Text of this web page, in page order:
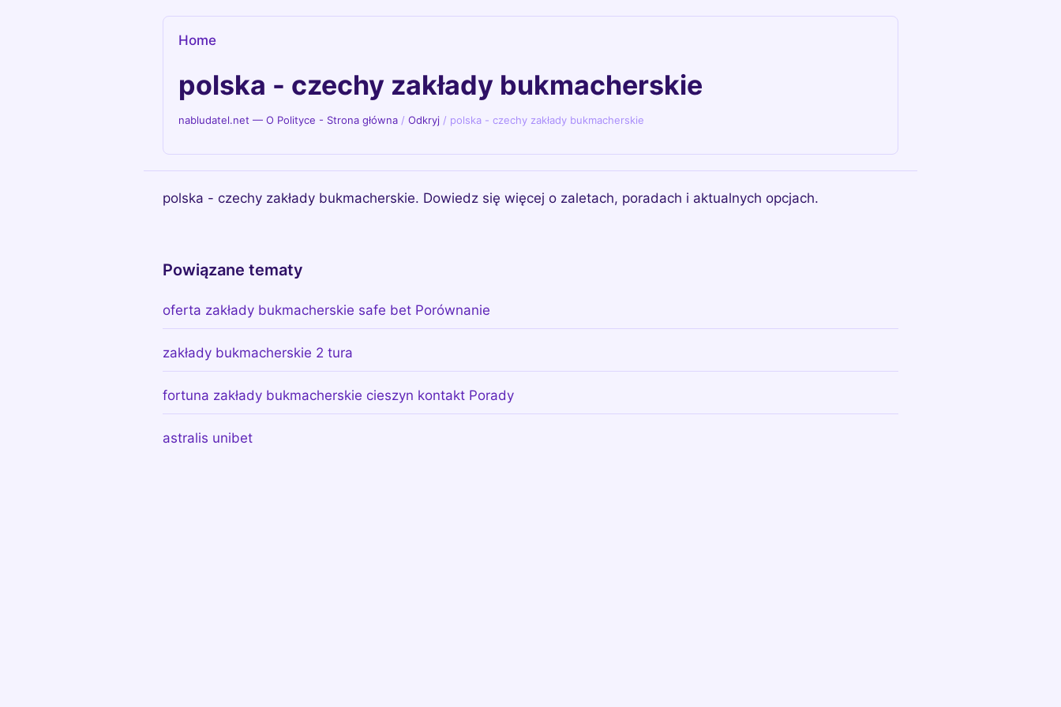
Home
polska - czechy zakłady bukmacherskie
nabludatel.net — O Polityce - Strona główna /Odkryj / polska - czechy zakłady bukmacherskie
polska - czechy zakłady bukmacherskie. Dowiedz się więcej o zaletach, poradach i aktualnych opcjach.
Powiązane tematy
oferta zakłady bukmacherskie safe bet Porównanie
zakłady bukmacherskie 2 tura
fortuna zakłady bukmacherskie cieszyn kontakt Porady
astralis unibet